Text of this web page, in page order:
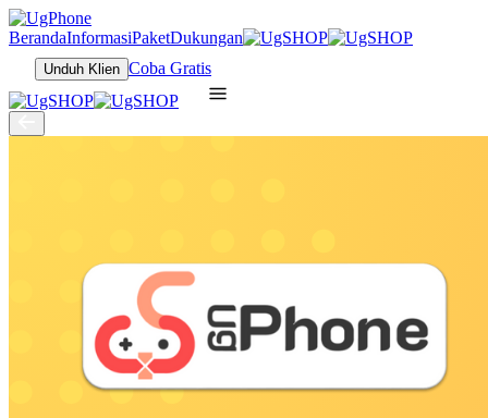
BerandaInformasiPaketDukungan
Unduh Klien Coba Gratis